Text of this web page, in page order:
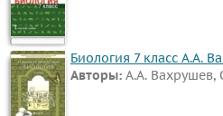
10
11
ПРЕДМЕТЫ
Все
Биология 7 класс А.А.
Авторы: А.А. Вахрушев,